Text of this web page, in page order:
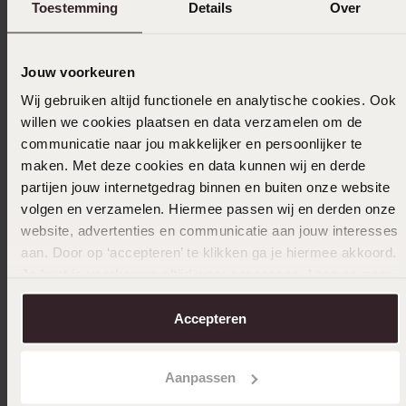
Toestemming Details Over
Jouw voorkeuren
Wij gebruiken altijd functionele en analytische cookies. Ook
willen we cookies plaatsen en data verzamelen om de
communicatie naar jou makkelijker en persoonlijker te
maken. Met deze cookies en data kunnen wij en derde
partijen jouw internetgedrag binnen en buiten onze website
volgen en verzamelen. Hiermee passen wij en derden onze
website, advertenties en communicatie aan jouw interesses
aan. Door op ‘accepteren’ te klikken ga je hiermee akkoord.
over in onscookiebeleid.
Accepteren
Aanpassen
Anderen kochten ook